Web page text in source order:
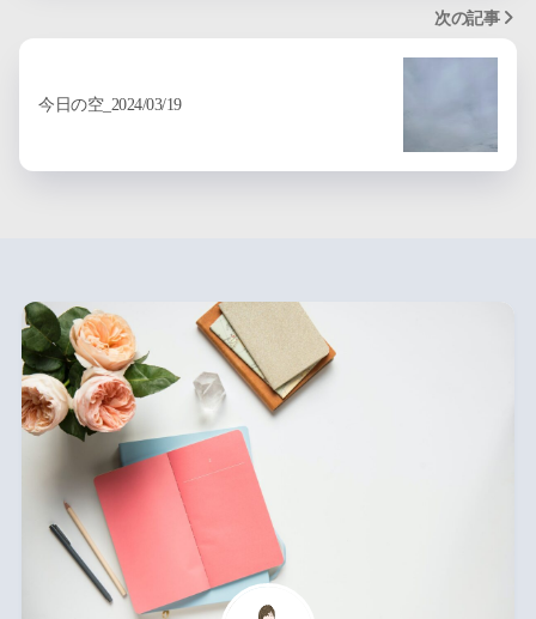
次の記事
今日の空_2024/03/19